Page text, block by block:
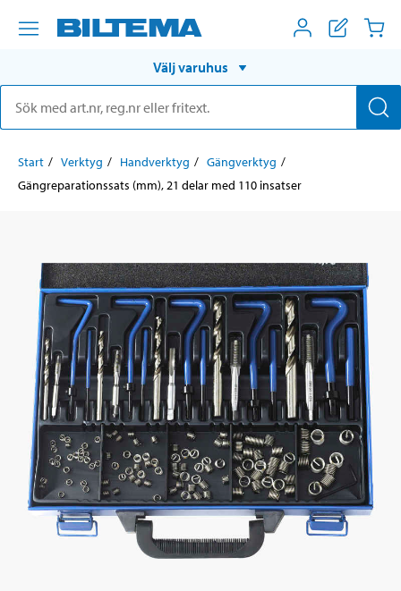
Välj varuhus
Start Verktyg Handverktyg
Gängverktyg
Gängreparationssats (mm), 21 delar med 110 insatser